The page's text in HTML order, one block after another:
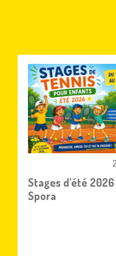
Stages d'été 2026
Spora